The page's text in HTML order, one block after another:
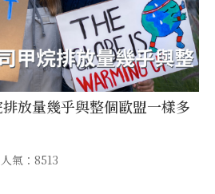
放量幾乎與整個歐盟一樣多
人氣：8513